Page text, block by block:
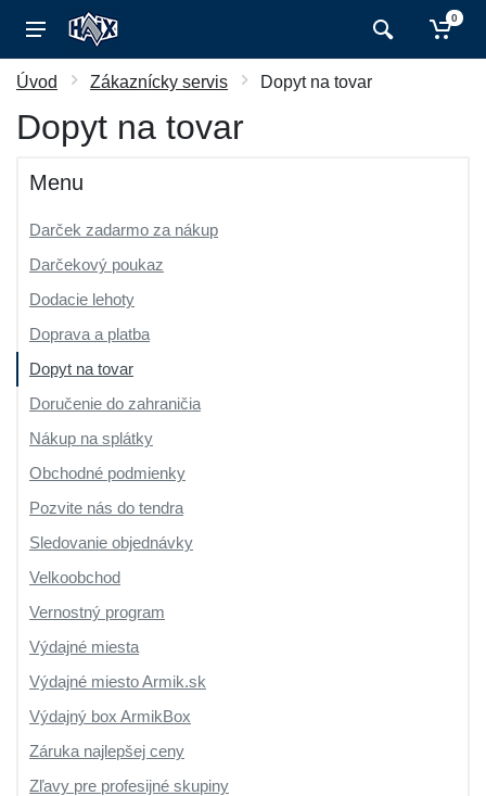
0
Úvod Zákaznícky servis Dopyt na tovar
Dopyt na tovar
Menu
Darček zadarmo za nákup
Darčekový poukaz
Dodacie lehoty
Doprava a platba
Dopyt na tovar
Doručenie do zahraničia
Nákup na splátky
Obchodné podmienky
Pozvite nás do tendra
Sledovanie objednávky
Velkoobchod
Vernostný program
Výdajné miesta
Výdajné miesto Armik.sk
Výdajný box ArmikBox
Záruka najlepšej ceny
Zľavy pre profesijné skupiny